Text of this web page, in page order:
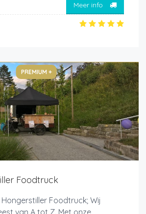
Meer info
PREMIUM +
Foodtruck
Foodtruck; Wij
van A tot Z. Met onze